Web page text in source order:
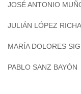
JOSÉ ANTONIO
JULIÁN LÓPEZ
MARÍA DOLORES
PABLO SANZ BAYÓN